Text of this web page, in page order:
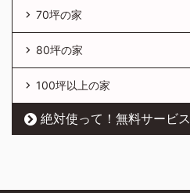
70坪の家
80坪の家
100坪以上の家
絶対使って！無料サービス